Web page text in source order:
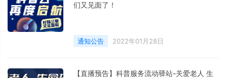
们又见面了！
通知公告 2022年01月28日
【直播预告】科普服务流动驿站-关爱老人 生